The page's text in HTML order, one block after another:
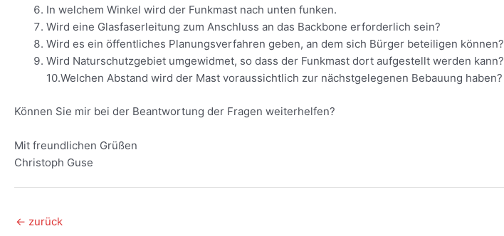
In welchem Winkel wird der Funkmast nach unten funken.
Wird eine Glasfaserleitung zum Anschluss an das Backbone erforderlich sein?
Wird es ein öffentliches Planungsverfahren geben, an dem sich Bürger beteiligen können?
Wird Naturschutzgebiet umgewidmet, so dass der Funkmast dort aufgestellt werden kann?
10.Welchen Abstand wird der Mast voraussichtlich zur nächstgelegenen Bebauung haben?
Können Sie mir bei der Beantwortung der Fragen weiterhelfen?
Mit freundlichen Grüßen
Christoph Guse
Beitragsnavigation
← zurück